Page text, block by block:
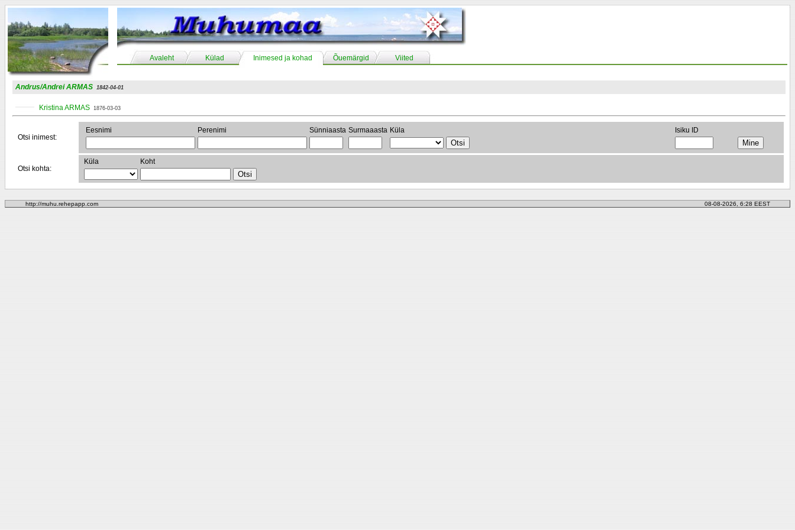
Avaleht Külad Inimesed ja kohad Õuemärgid Viited
Andrus/Andrei ARMAS 1842-04-01
Kristina ARMAS 1876-03-03
Otsi inimest:
Eesnimi Perenimi Sünniaasta Surmaaasta Küla Isiku ID
Otsi kohta:
Küla Koht
http://muhu.rehepapp.com 08-08-2026, 6:28 EEST